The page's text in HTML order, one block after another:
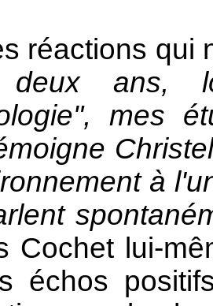
qui
deux ans,
mes
à
Cochet lui-
échos